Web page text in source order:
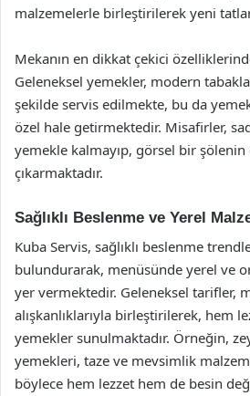
malzemelerle birleştirilerek yeni
Mekanın en dikkat çekici
Geleneksel yemekler, modern
şekilde servis edilmekte, bu da
özel hale getirmektedir. Misafirler,
yemekle kalmayıp, görsel bir şölenin
çıkarmaktadır.
Sağlıklı Beslenme ve Yerel
Kuba Servis, sağlıklı beslenme
bulundurarak, menüsünde yerel ve
yer vermektedir. Geleneksel tarifler,
alışkanlıklarıyla birleştirilerek, hem
yemekler sunulmaktadır. Örneğin,
yemekleri, taze ve mevsimlik
böylece hem lezzet hem de besin